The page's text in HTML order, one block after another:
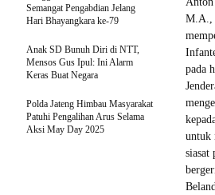
M.A.,
pada
untuk
siasat
Semangat Pengabdian Jelang
Hari Bhayangkara ke-79
Anak SD Bunuh Diri di NTT,
Mensos Gus Ipul: Ini Alarm
Keras Buat Negara
Polda Jateng Himbau Masyarakat
Patuhi Pengalihan Arus Selama
Aksi May Day 2025